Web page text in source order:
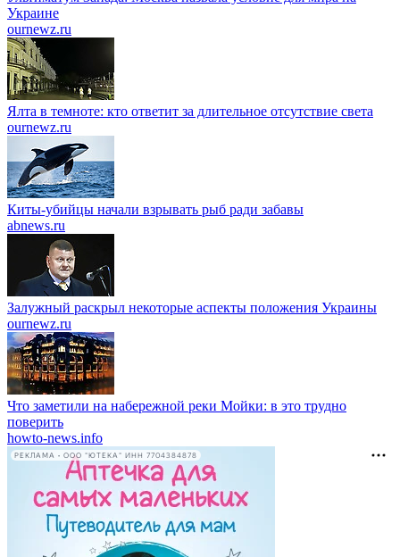
Украине
ournewz.ru
Ялта в темноте: кто ответит за длительное отсутствие света
ournewz.ru
Киты-убийцы начали взрывать рыб ради забавы
abnews.ru
Залужный раскрыл некоторые аспекты положения Украины
ournewz.ru
Что заметили на набережной реки Мойки: в это трудно
поверить
howto-news.info
РЕКЛАМА • ООО "ЮТЕКА" ИНН 7704384878